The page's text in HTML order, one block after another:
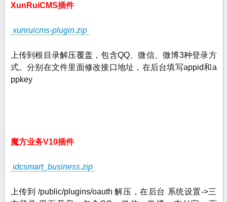
XunRuiCMS插件
xunruicms-plugin.zip
上传到根目录解压覆盖 ，包含QQ、微信、微博3种登录方
式。分别在文件里面修改接口地址，在后台填写appid和a
ppkey
魔方业务V10插件
idcsmart_business.zip
上传到 /public/plugins/oauth 解压，在后台 系统设置->三